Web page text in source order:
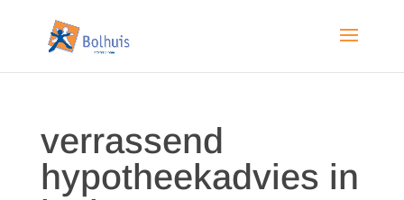
verrassend
hypotheekadvies in